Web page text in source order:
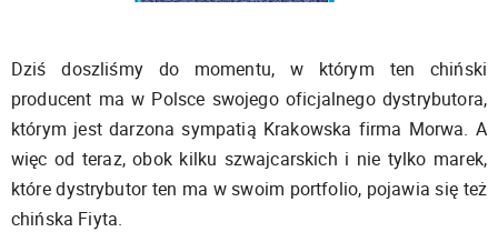
Dziś doszliśmy do momentu, w którym ten chiński
producent ma w Polsce swojego oficjalnego dystrybutora,
którym jest darzona sympatią Krakowska firma Morwa. A
więc od teraz, obok kilku szwajcarskich i nie tylko marek,
które dystrybutor ten ma w swoim portfolio, pojawia się też
chińska Fiyta.